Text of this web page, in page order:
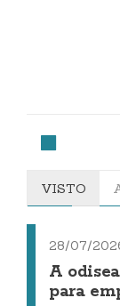
VISTO
28/07/
A
para